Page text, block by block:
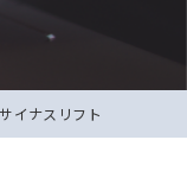
イナスリフト